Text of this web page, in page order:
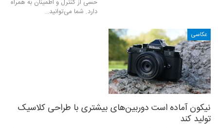
حسی از کنترل و اطمینان به همراه
دارد. شما می‌توانید…
عکاسی
نیکون آماده است دوربین‌های بیشتری با طراحی کلاسیک
تولید کند